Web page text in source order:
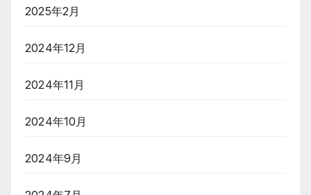
2025年2月
2024年12月
2024年11月
2024年10月
2024年9月